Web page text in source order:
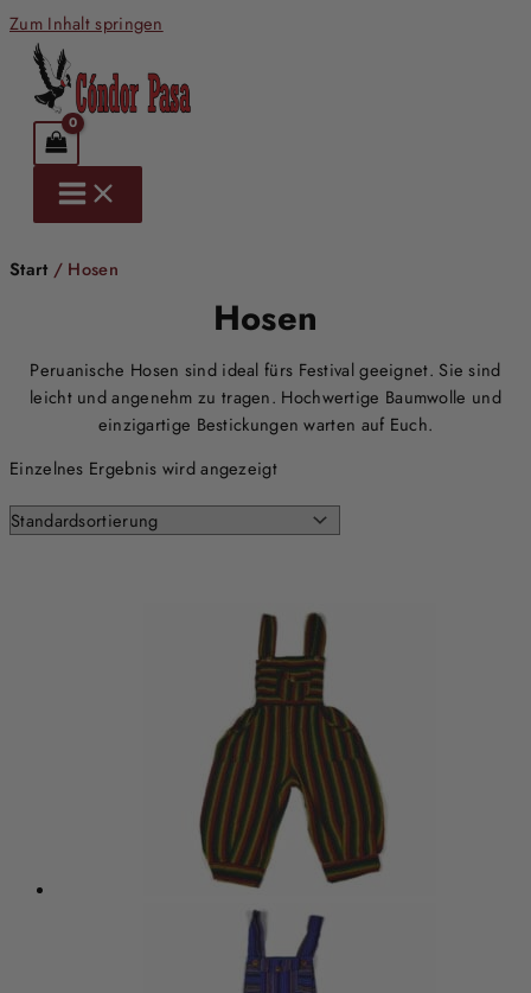
Zum Inhalt springen
Start / Hosen
Hosen
Peruanische Hosen sind ideal fürs Festival geeignet. Sie sind
leicht und angenehm zu tragen. Hochwertige Baumwolle und
einzigartige Bestickungen warten auf Euch.
Einzelnes Ergebnis wird angezeigt